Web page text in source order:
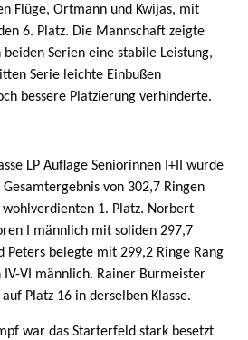
Flüge, Ortmann und Kwijas, mit
6. Platz. Die Mannschaft zeigte
beiden Serien eine stabile Leistung,
Serie leichte Einbußen
bessere Platzierung verhinderte.
LP Auflage Seniorinnen I+II wurde
von 302,7 Ringen
1. Platz. Norbert
I männlich mit soliden 297,7
Peters belegte mit 299,2 Ringe Rang
IV-VI männlich. Rainer Burmeister
Platz 16 in derselben Klasse.
war das Starterfeld stark besetzt